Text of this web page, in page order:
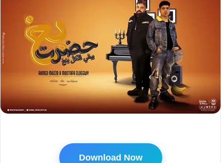
Download Now